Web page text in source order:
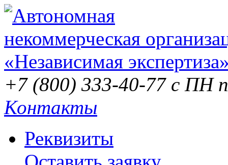
+7 (800) 333-40-77 с ПН
Контакты
Реквизиты